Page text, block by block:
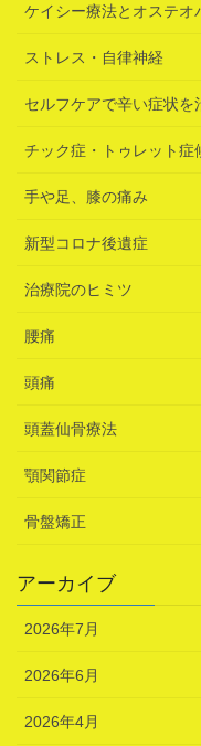
ケイシー療法とオステオ
ストレス・自律神経
セルフケアで辛い症状を
チック症・トゥレット症
手や足、膝の痛み
新型コロナ後遺症
治療院のヒミツ
腰痛
頭痛
頭蓋仙骨療法
顎関節症
骨盤矯正
アーカイブ
2026年7月
2026年6月
2026年4月